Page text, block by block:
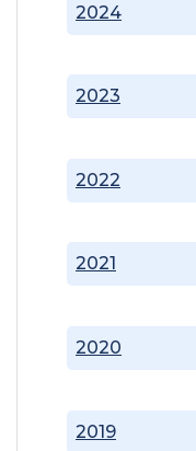
2019
2020
2021
2022
2023
2024